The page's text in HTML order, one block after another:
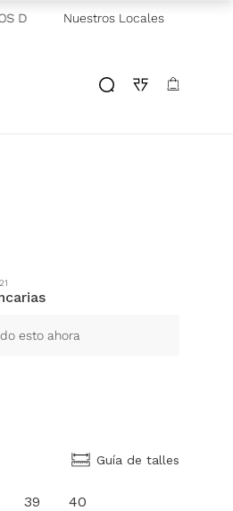
PAGO — ENVÍOS A TODO EL
Nuestros Locales
esto ahora
Guía de talles
39 40